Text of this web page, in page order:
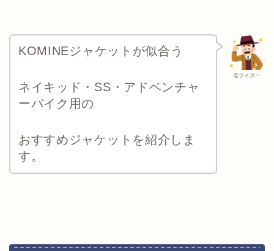
老ライダー
KOMINEジャケットが似合う
ネイキッド・SS・アドベンチャ
ーバイク用の
おすすめジャケットを紹介しま
す。